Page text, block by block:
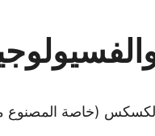
الكسكس (خاصة